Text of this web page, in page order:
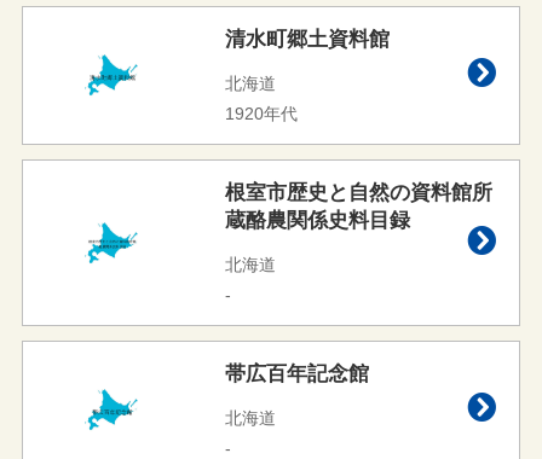
清水町郷土資料館
北海道
1920年代
根室市歴史と自然の資料館所
蔵酪農関係史料目録
北海道
-
帯広百年記念館
北海道
-